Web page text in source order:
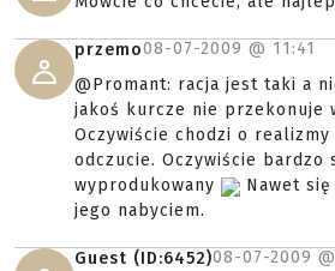
przemo08-07-2009 @ 11:41
@Promant: racja jest taki a
jakoś kurcze nie przekonuje
Oczywiście chodzi o
odczucie. Oczywiście bardzo
wyprodukowany
Nawet się
jego nabyciem.
Guest (ID:6452)08-07-2009 @